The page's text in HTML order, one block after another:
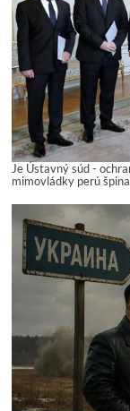
Je Ústavný súd -
mimovládky perú